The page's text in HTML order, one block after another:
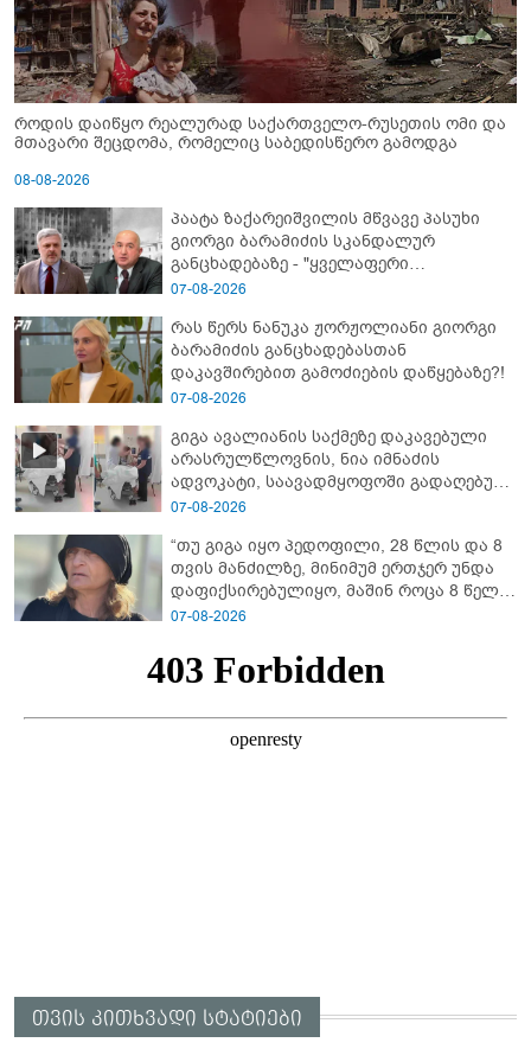
როდის დაიწყო რეალურად საქართველო-რუსეთის ომი და
მთავარი შეცდომა, რომელიც საბედისწერო გამოდგა
08-08-2026
პაატა ზაქარეიშვილის მწვავე პასუხი
გიორგი ბარამიძის სკანდალურ
განცხადებაზე - "ყველაფერი
დეტალურად ვიცი... კამანში მოკლული
ბარამიძე კი ტყუის"
07-08-2026
რას წერს ნანუკა ჟორჟოლიანი გიორგი
ბარამიძის განცხადებასთან
დაკავშირებით გამოძიების დაწყებაზე?!
07-08-2026
გიგა ავალიანის საქმეზე დაკავებული
არასრულწლოვნის, ნია იმნაძის
ადვოკატი, საავადმყოფოში გადაღებულ
კადრებს ავრცელებს
07-08-2026
“თუ გიგა იყო პედოფილი, 28 წლის და 8
თვის მანძილზე, მინიმუმ ერთჯერ უნდა
დაფიქსირებულიყო, მაშინ როცა 8 წელი
ამზადებდა მოსწავლეებს! - იპოვონ ერთი
ავიწროებდა” - ეკა კუპატაძე
07-08-2026
თვის კითხვადი სტატიები